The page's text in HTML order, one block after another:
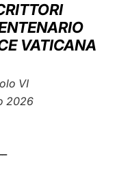
中文
LATINE
VATICANA
VI
2026